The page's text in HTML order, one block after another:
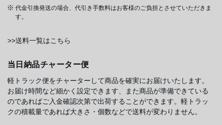
代金引換発送の場合、代引き手数料はお客様のご負担とさせていただきま
す。
>>送料一覧はこちら
当日納品チャーター便
軽トラック便をチャーターして商品を確実にお届けいたします。
お届け時間など細かく設定できます、また商品が準備できている
のであればご入金確認次第で出荷することができます。軽トラッ
クの積載量であれば大きさ・個数などで送料が変わりません。